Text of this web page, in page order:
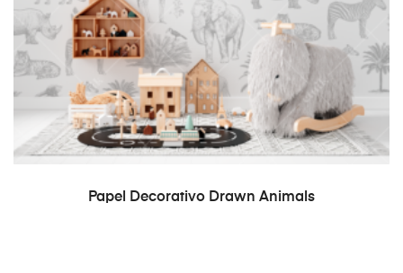
READ MORE
Papel Decorativo Drawn Animals